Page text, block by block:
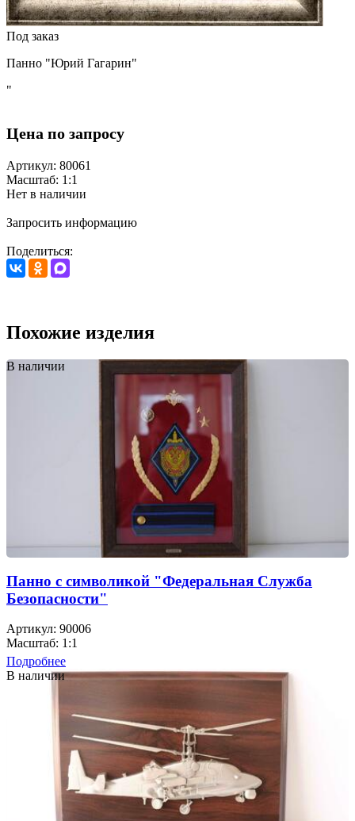
Под заказ
Панно "Юрий Гагарин"
"
Цена по запросу
Артикул: 80061
Масштаб: 1:1
Нет в наличии
Запросить информацию
Поделиться:
Похожие изделия
В наличии
Панно с символикой "Федеральная Служба
Безопасности"
Артикул: 90006
Масштаб: 1:1
Подробнее
В наличии